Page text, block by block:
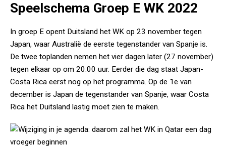
Speelschema Groep E WK 2022
In groep E opent Duitsland het WK op 23 november tegen
Japan, waar Australië de eerste tegenstander van Spanje is.
De twee toplanden nemen het vier dagen later (27 november)
tegen elkaar op om 20:00 uur. Eerder die dag staat Japan-
Costa Rica eerst nog op het programma. Op de 1e van
december is Japan de tegenstander van Spanje, waar Costa
Rica het Duitsland lastig moet zien te maken.